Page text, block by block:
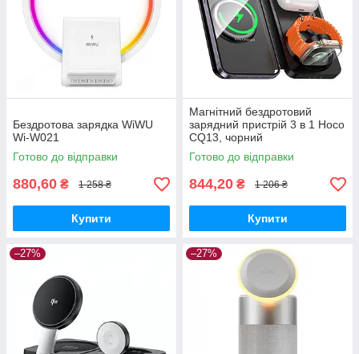
Бездротова зарядка WiWU
Wi-W021
Готово до відправки
880,60 ₴ 1 258 ₴
Купити
Магнітний бездротовий
зарядний пристрій 3 в 1 Hoco
CQ13, чорний
Готово до відправки
844,20 ₴ 1 206 ₴
Купити
–27% –27%